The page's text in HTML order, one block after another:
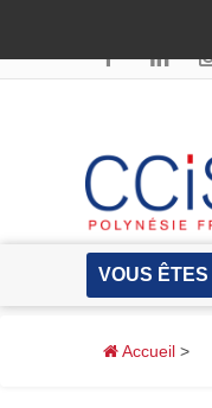
VOUS ÊTES
Accueil >